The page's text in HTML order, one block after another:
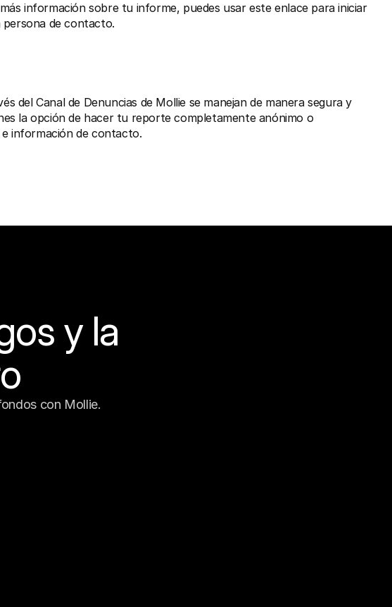
información sobre tu informe, puedes usar este enlace para iniciar
de contacto.
del Canal de Denuncias de Mollie se manejan de manera segura y
la opción de hacer tu reporte completamente anónimo o
información de contacto.
y la
con Mollie.